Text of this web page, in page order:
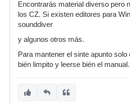
Encontrarás material diverso pero
los CZ. Si existen editores para
sounddiver
y algunos otros más.
Para mantener el sinte apunto
bién limpito y leerse bién el manual.